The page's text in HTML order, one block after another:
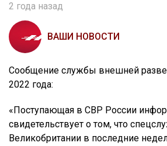
2 года назад
ВАШИ НОВОСТИ
Сообщение службы внешней
2022 года:
«Поступающая в СВР России
свидетельствует о том, что
Великобритании в последние